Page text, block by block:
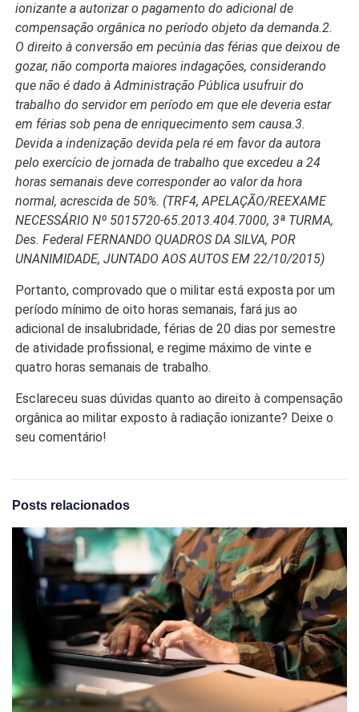
ionizante a autorizar o pagamento do adicional de
compensação orgânica no período objeto da demanda.2.
O direito à conversão em pecúnia das férias que deixou de
gozar, não comporta maiores indagações, considerando
que não é dado à Administração Pública usufruir do
trabalho do servidor em período em que ele deveria estar
em férias sob pena de enriquecimento sem causa.3.
Devida a indenização devida pela ré em favor da autora
pelo exercício de jornada de trabalho que excedeu a 24
horas semanais deve corresponder ao valor da hora
normal, acrescida de 50%. (TRF4, APELAÇÃO/REEXAME
NECESSÁRIO Nº 5015720-65.2013.404.7000, 3ª TURMA,
Des. Federal FERNANDO QUADROS DA SILVA, POR
UNANIMIDADE, JUNTADO AOS AUTOS EM 22/10/2015)
Portanto, comprovado que o militar está exposta por um
período mínimo de oito horas semanais, fará jus ao
adicional de insalubridade, férias de 20 dias por semestre
de atividade profissional, e regime máximo de vinte e
quatro horas semanais de trabalho.
Esclareceu suas dúvidas quanto ao direito à compensação
orgânica ao militar exposto à radiação ionizante? Deixe o
seu comentário!
Posts relacionados